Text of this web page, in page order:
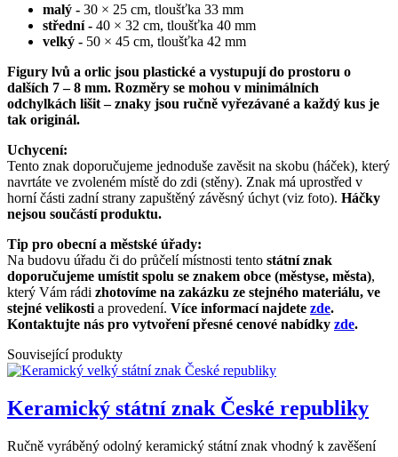
malý - 30 × 25 cm, tloušťka 33 mm
střední - 40 × 32 cm, tloušťka 40 mm
velký - 50 × 45 cm, tloušťka 42 mm
Figury lvů a orlic jsou plastické a vystupují do prostoru o
dalších 7 – 8 mm. Rozměry se mohou v minimálních
odchylkách lišit – znaky jsou ručně vyřezávané a každý kus je
tak originál.
Uchycení:
Tento znak doporučujeme jednoduše zavěsit na skobu (háček), který
navrtáte ve zvoleném místě do zdi (stěny). Znak má uprostřed v
horní části zadní strany zapuštěný závěsný úchyt (viz foto). Háčky
nejsou součástí produktu.
Tip pro obecní a městské úřady:
Na budovu úřadu či do průčelí místnosti tento státní znak
doporučujeme umístit spolu se znakem obce (městyse, města),
který Vám rádi zhotovíme na zakázku ze stejného materiálu, ve
stejné velikosti a provedení. Více informací najdete zde.
Kontaktujte nás pro vytvoření přesné cenové nabídky zde.
Související produkty
Keramický státní znak České republiky
Ručně vyráběný odolný keramický státní znak vhodný k zavěšení